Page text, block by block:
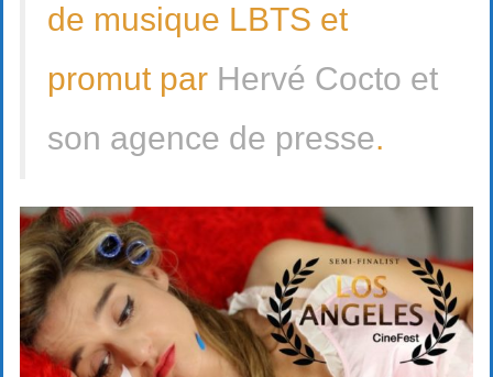
de musique LBTS et
promut par Hervé Cocto et
son agence de presse.